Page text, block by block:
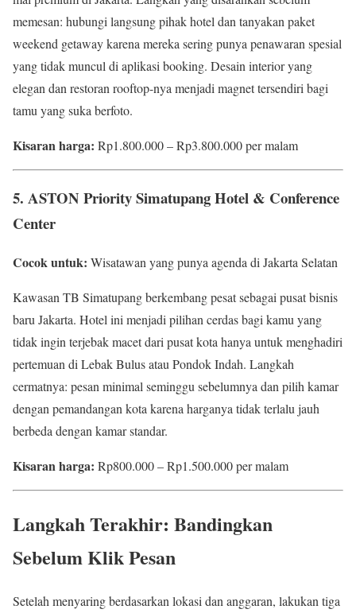
memesan: hubungi langsung pihak hotel dan tanyakan paket
weekend getaway karena mereka sering punya penawaran spesial
yang tidak muncul di aplikasi booking. Desain interior yang
elegan dan restoran rooftop-nya menjadi magnet tersendiri bagi
tamu yang suka berfoto.
Kisaran harga: Rp1.800.000 – Rp3.800.000 per malam
5. ASTON Priority Simatupang Hotel & Conference
Center
Cocok untuk: Wisatawan yang punya agenda di Jakarta Selatan
Kawasan TB Simatupang berkembang pesat sebagai pusat bisnis
baru Jakarta. Hotel ini menjadi pilihan cerdas bagi kamu yang
tidak ingin terjebak macet dari pusat kota hanya untuk menghadiri
pertemuan di Lebak Bulus atau Pondok Indah. Langkah
cermatnya: pesan minimal seminggu sebelumnya dan pilih kamar
dengan pemandangan kota karena harganya tidak terlalu jauh
berbeda dengan kamar standar.
Kisaran harga: Rp800.000 – Rp1.500.000 per malam
Langkah Terakhir: Bandingkan
Sebelum Klik Pesan
Setelah menyaring berdasarkan lokasi dan anggaran, lakukan tiga